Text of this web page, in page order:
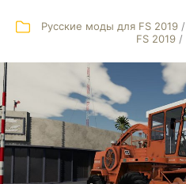
Русские моды для FS 2019/
FS 2019 /